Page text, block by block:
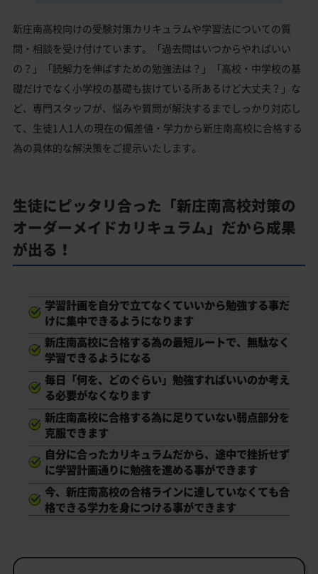
新庄南高校向けの受験対策カリキュラムや学習法についての質
問・相談を受け付けています。「過去問はいつからやればいい
の？」「読解力を伸ばすための勉強法は？」「高校・中学校の基
礎だけでなく小学校の基礎も抜けている所あるけど大丈夫？」な
ど、専門スタッフが、悩みや質問が解決するまでしっかり対応し
て、生徒1人1人の現在の偏差値・学力から新庄南高校に合格する
為の具体的な解決策をご提示いたします。
生徒にピッタリ合った「新庄南高校対策の
オーダーメイドカリキュラム」だから成果
が出る！
学習計画を自分で立てなくていいから勉強する事だ
けに集中できるようになります
新庄南高校に合格する為の最短ルートで、無駄なく
学習できるようになる
毎日「何を、どのぐらい」勉強すればいいのか考え
る必要がなくなります
新庄南高校に合格する為に足りていない弱点部分を
克服できます
自分に合ったカリキュラムだから、途中で挫折せず
に学習計画通りに勉強を進める事ができます
今、新庄南高校の合格ラインに達していなくても合
格できる学力を身につける事ができます